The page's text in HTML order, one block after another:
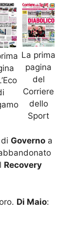
La prima
pagina
del
Corriere
dello
Sport
Governo a
Recovery
Di Maio: